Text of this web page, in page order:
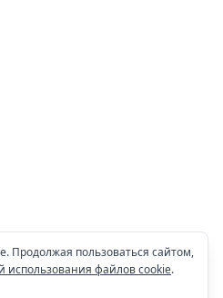
Продолжая пользоваться сайтом,
использования файлов cookie.